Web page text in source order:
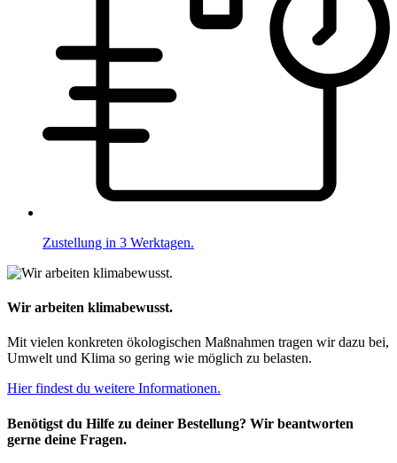
Zustellung in 3 Werktagen.
Wir arbeiten klimabewusst.
Mit vielen konkreten ökologischen Maßnahmen tragen wir dazu bei,
Umwelt und Klima so gering wie möglich zu belasten.
Hier findest du weitere Informationen.
Benötigst du Hilfe zu deiner Bestellung? Wir beantworten
gerne deine Fragen.